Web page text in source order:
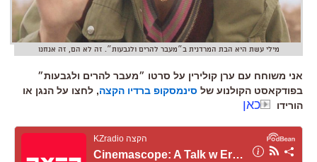
מילי עשת היא הבת המרדנית ב״מעבר להרים ולגבעות״. זה לא הם, זה אנחנו
אני משוחח עם ערן קולירין על סרטו ״מעבר להרים ולגבעות״
בפודקאסט הקולנוע של סינמסקופ ברדיו הקצה, לחצו על הנגן או
הורידו
כאן